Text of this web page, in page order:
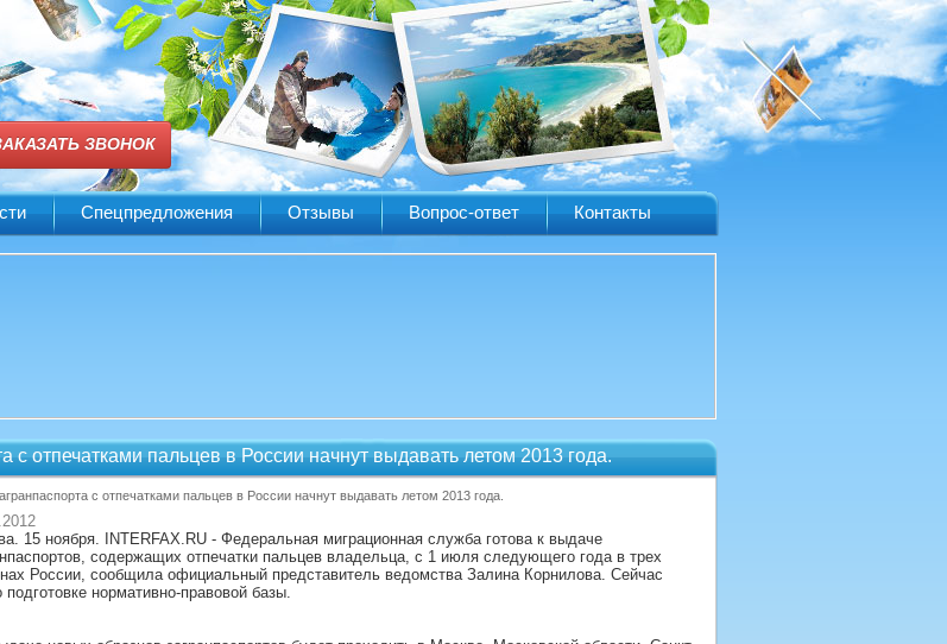
ЗВОНОК
Спецпредложения Отзывы Вопрос-ответ Контакты
с отпечатками пальцев в России начнут выдавать летом 2013 года.
с отпечатками пальцев в России начнут выдавать летом 2013 года.
15 ноября. INTERFAX.RU - Федеральная миграционная служба готова к выдаче
содержащих отпечатки пальцев владельца, с 1 июля следующего года в трех
России, сообщила официальный представитель ведомства Залина Корнилова. Сейчас
подготовке нормативно-правовой базы.